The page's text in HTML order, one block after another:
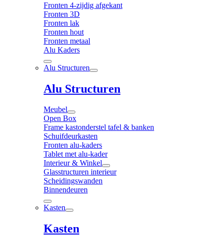
Fronten 4-zijdig afgekant
Fronten 3D
Fronten lak
Fronten hout
Fronten metaal
Alu Kaders
Alu Structuren
Alu Structuren
Meubel
Open Box
Frame kastonderstel tafel & banken
Schuifdeurkasten
Fronten alu-kaders
Tablet met alu-kader
Interieur & Winkel
Glasstructuren interieur
Scheidingswanden
Binnendeuren
Kasten
Kasten